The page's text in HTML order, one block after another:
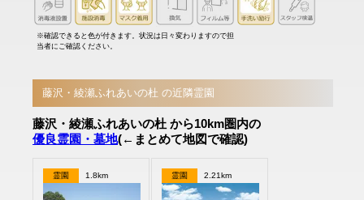
※確認できると色が付きます。状況は日々変わりますので担
当者にご確認ください。
藤沢・綾瀬ふれあいの杜 の近隣霊園
藤沢・綾瀬ふれあいの杜 から10km圏内の
優良霊園・墓地(←まとめて地図で確認)
霊園 1.8km 霊園 2.21km